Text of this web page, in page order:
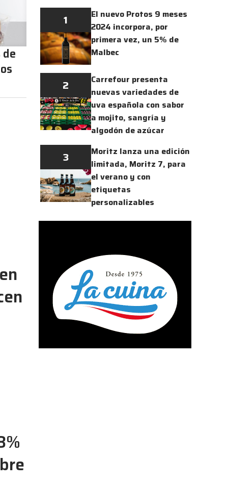
1
El nuevo Protos 9 meses
2024 incorpora, por
primera vez, un 5% de
Malbec
2
Carrefour presenta
nuevas variedades de
uva española con sabor
a mojito, sangría y
algodón de azúcar
3
Moritz lanza una edición
limitada, Moritz 7, para
el verano y con
etiquetas
personalizables